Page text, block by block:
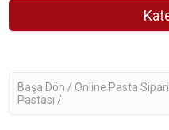
Aynı Gün Teslimat Pastalar
Butik Pasta
Başa Dön / Online Pasta
Pastası /